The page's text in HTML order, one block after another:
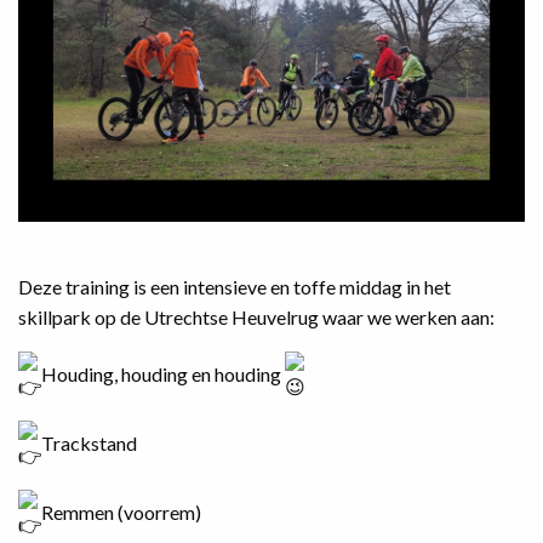
Deze training is een intensieve en toffe middag in het
skillpark op de Utrechtse Heuvelrug waar we werken aan:
Houding, houding en houding
Trackstand
Remmen (voorrem)